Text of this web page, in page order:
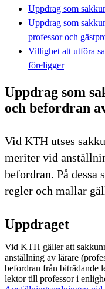
Uppdrag som
Uppdrag som
professor och
Villighet att utföra
föreligger
Uppdrag som
och befordran
Vid KTH utses
meriter vid
befordran. På
regler och mallar
Uppdraget
Vid KTH gäller att
anställning av lärare
befordran från biträdande
lektor till professor i